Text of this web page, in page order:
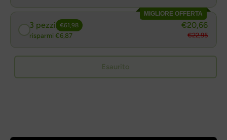
MIGLIORE OFFERTA
3 pezzi €61,98
risparmi €6,87
€20,66
€22,95
Esaurito